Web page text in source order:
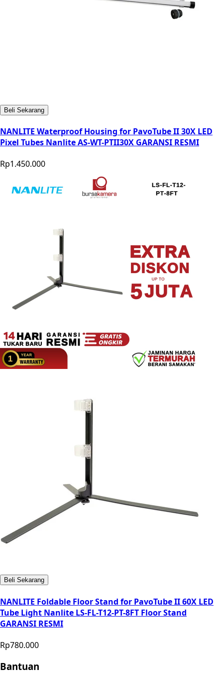
Beli Sekarang
NANLITE Waterproof Housing for PavoTube II 30X LED
Pixel Tubes Nanlite AS-WT-PTII30X GARANSI RESMI
Rp1.450.000
Beli Sekarang
NANLITE Foldable Floor Stand for PavoTube II 60X LED
Tube Light Nanlite LS-FL-T12-PT-8FT Floor Stand
GARANSI RESMI
Rp780.000
Bantuan